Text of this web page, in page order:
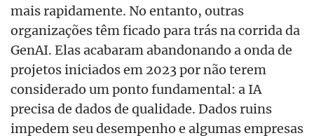
mais rapidamente. No entanto, outras
organizações têm ficado para trás na corrida da
GenAI. Elas acabaram abandonando a onda de
projetos iniciados em 2023 por não terem
considerado um ponto fundamental: a IA
precisa de dados de qualidade. Dados ruins
impedem seu desempenho e algumas empresas